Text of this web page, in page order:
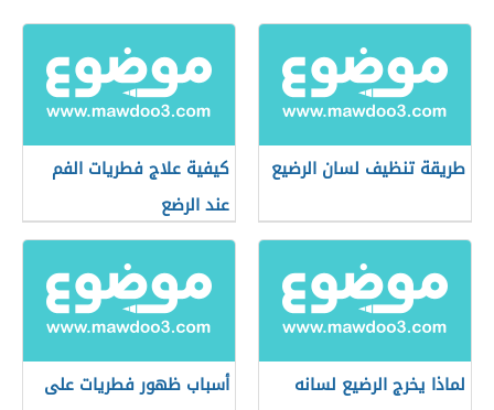
طريقة تنظيف لسان الرضيع
كيفية علاج فطريات الفم
عند الرضع
لماذا يخرج الرضيع لسانه
أسباب ظهور فطريات على